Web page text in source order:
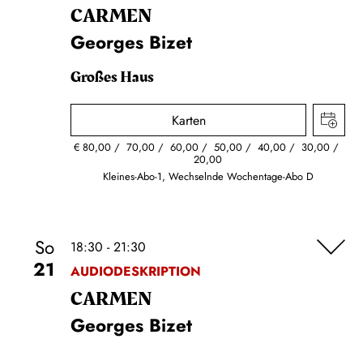
CARMEN
Georges Bizet
Großes Haus
Karten
€80,00 70,00 60,00 50,00 40,00 30,00
20,00
Kleines-Abo-1, Wechselnde Wochentage-Abo D
So
21
18:30 - 21:30
AUDIODESKRIPTION
CARMEN
Georges Bizet